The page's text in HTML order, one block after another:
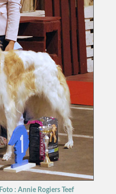
Foto : Annie Rogiers Teef